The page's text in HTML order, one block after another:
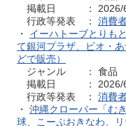
掲載日 ： 2026/
行政等発表 ： 消費
・ イーハトーブとりも
て銀河プラザ、ビオ・
どで販売）
ジャンル ： 食品
掲載日 ： 2026/
行政等発表 ： 消費
・ 沖縄クローバー「む
球、こーぷおきなわ、リ